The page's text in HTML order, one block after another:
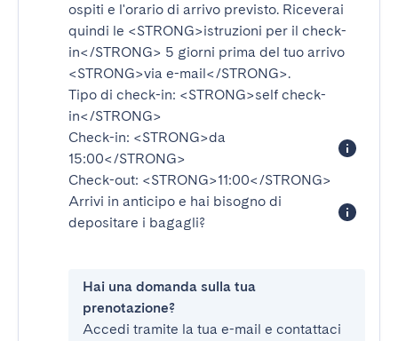
ospiti e l'orario di arrivo previsto. Riceverai
quindi le <STRONG>istruzioni per il check-
in</STRONG> 5 giorni prima del tuo arrivo
<STRONG>via e-mail</STRONG>.
Tipo di check-in: <STRONG>self check-
in</STRONG>
Check-in: <STRONG>da
15:00</STRONG>
Check-out: <STRONG>11:00</STRONG>
Arrivi in anticipo e hai bisogno di
depositare i bagagli?
Hai una domanda sulla tua
prenotazione?
Accedi tramite la tua e-mail e contattaci